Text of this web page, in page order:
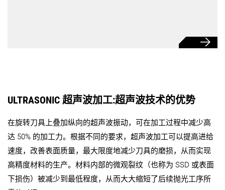
ULTRASONIC 超声波加工:超声波技术的优势
在旋转刀具上叠加纵向的超声波振动，可在加工过程中减少高
达 50% 的加工力。根据不同的要求，超声波加工可以提高进给
速度，改善表面质量，最大限度地减少刀具的磨损，从而实现
高精度材料的生产。材料内部的微观裂纹（也称为 SSD 或表面
下损伤）被减少到最低程度，从而大大缩短了后续抛光工序所